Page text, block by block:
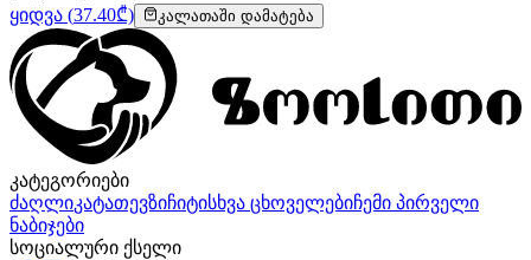
ყიდვა (37.40₾) კალათაში დამატება
კატეგორიები
ძაღლიკატათევზიჩიტისხვა ცხოველებიჩემი პირველი
ნაბიჯები
სოციალური ქსელი